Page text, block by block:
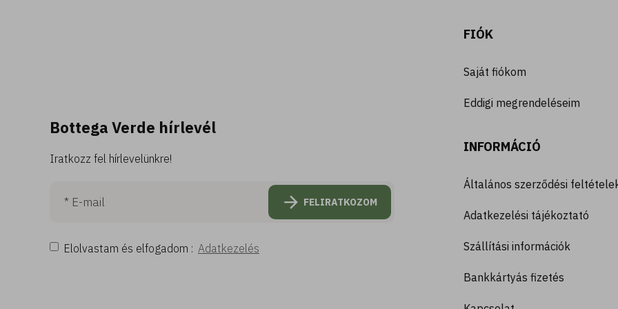
Bottega Verde hírlevél
Iratkozz fel hírlevelünkre!
FELIRATKOZOM
Elolvastam és elfogadom : Adatkezelés
FIÓK
Saját fiókom
Eddigi megrendeléseim
INFORMÁCIÓ
Általános szerződési
Adatkezelési tájékoztató
Szállítási információk
Bankkártyás fizetés